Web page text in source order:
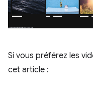
Si vous préférez les
cet article :